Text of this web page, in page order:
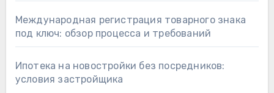
Международная регистрация товарного знака
под ключ: обзор процесса и требований
Ипотека на новостройки без посредников:
условия застройщика